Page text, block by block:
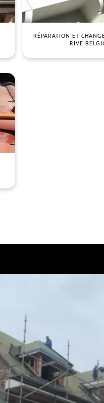
RÉPARATION ET
RIVE